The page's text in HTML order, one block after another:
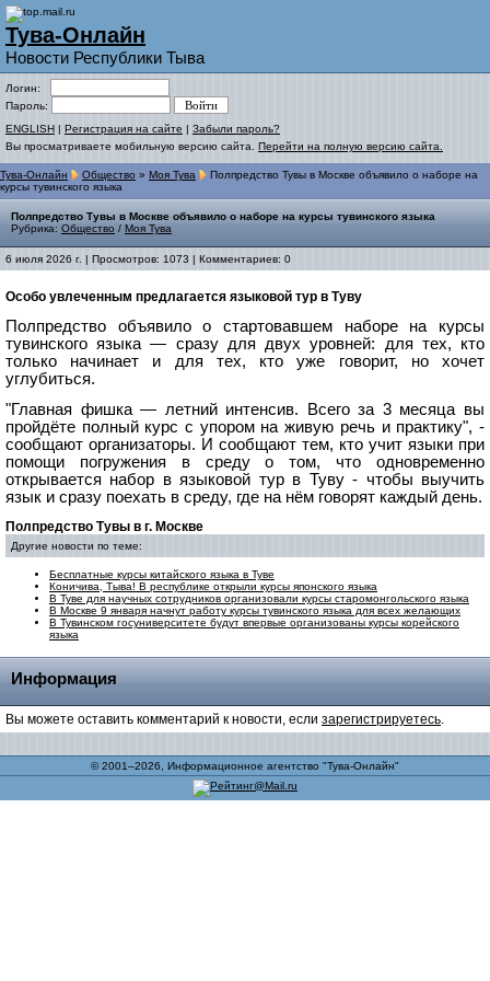
Тува-Онлайн
Новости Республики Тыва
Логин:
Пароль:
ENGLISH | Регистрация на сайте | Забыли пароль?
Вы просматриваете мобильную версию сайта. Перейти на полную версию сайта.
Тува-Онлайн Общество » Моя Тува
Полпредство Тувы в Москве объявило о наборе на
курсы тувинского языка
Полпредство Тувы в Москве объявило о наборе на курсы тувинского языка
Рубрика: Общество / Моя Тува
6 июля 2026 г. | Просмотров: 1073 | Комментариев: 0
Особо увлеченным предлагается языковой тур в Туву
Полпредство объявило о стартовавшем наборе на курсы
тувинского языка — сразу для двух уровней: для тех, кто
только начинает и для тех, кто уже говорит, но хочет
углубиться.
"Главная фишка — летний интенсив. Всего за 3 месяца вы
пройдёте полный курс с упором на живую речь и практику", -
сообщают организаторы. И сообщают тем, кто учит языки при
помощи погружения в среду о том, что одновременно
открывается набор в языковой тур в Туву - чтобы выучить
язык и сразу поехать в среду, где на нём говорят каждый день.
Полпредство Тувы в г. Москве
Другие новости по теме:
Бесплатные курсы китайского языка в Туве
Коничива, Тыва! В республике открыли курсы японского языка
В Туве для научных сотрудников организовали курсы старомонгольского языка
В Москве 9 января начнут работу курсы тувинского языка для всех желающих
В Тувинском госуниверситете будут впервые организованы курсы корейского
языка
Информация
Вы можете оставить комментарий к новости, если зарегистрируетесь.
© 2001–2026, Информационное агентство "Тува-Онлайн"